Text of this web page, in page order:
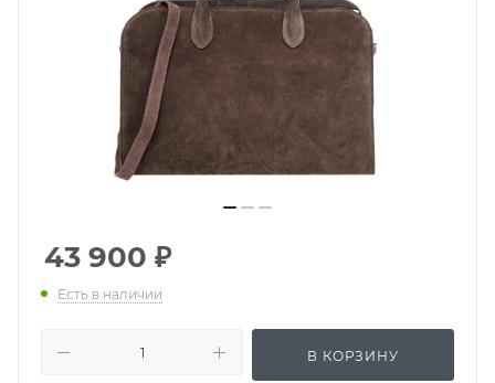
43 900 ₽
Есть в наличии
В КОРЗИНУ